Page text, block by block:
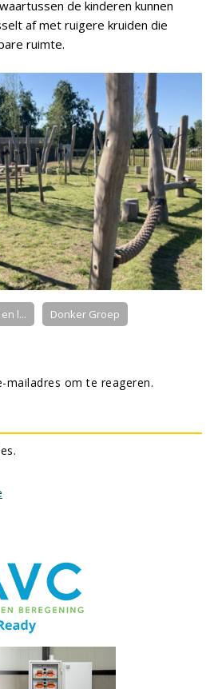
de kinderen kunnen
af met ruigere kruiden die
ruimte.
l... Donker Groep
om te reageren.